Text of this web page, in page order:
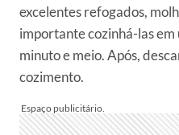
excelentes refogados,
importante cozinhá-las em
minuto e meio. Após,
cozimento.